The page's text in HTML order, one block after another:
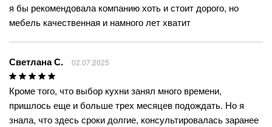
я бы рекомендовала компанию хоть и стоит дорого, но
мебель качественная и намного лет хватит
Светлана С. 02.07.2025
Кроме того, что выбор кухни занял много времени,
пришлось еще и больше трех месяцев подождать. Но я
знала, что здесь сроки долгие, консультировалась заранее